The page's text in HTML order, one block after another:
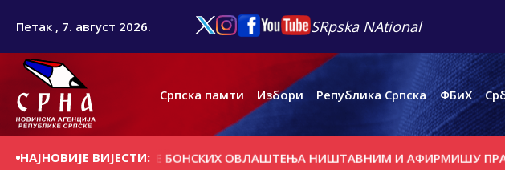
Петак , 7. август 2026. SRpska NAtional
Српска памти Избори Република Српска ФБиХ
НАЈНОВИЈЕ ВИЈЕСТИ:
ПРОГЛАШЕЊЕ БОНСКИХ ОВЛАШТЕЊА НИШТАВНИМ И АФИРМИШУ ПРАВО